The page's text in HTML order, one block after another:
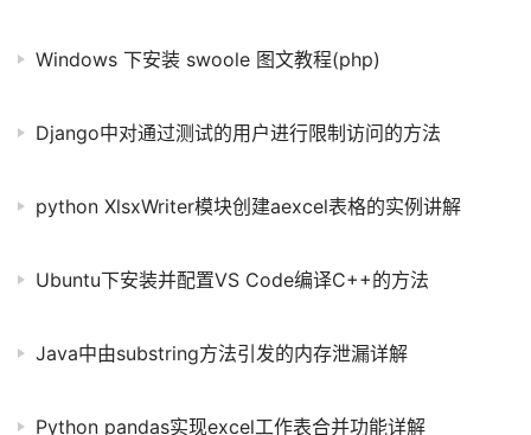
Windows 下安装 swoole 图文教程(php)
Django中对通过测试的用户进行限制访问的方法
python XlsxWriter模块创建aexcel表格的实例讲解
Ubuntu下安装并配置VS Code编译C++的方法
Java中由substring方法引发的内存泄漏详解
Python pandas实现excel工作表合并功能详解